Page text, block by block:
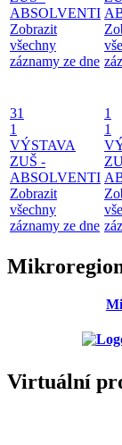
ABSOLVENTI
Zobrazit
všechny
záznamy ze dne
31
1
VÝSTAVA
ZUŠ -
ABSOLVENTI
Zobrazit
všechny
záznamy ze dne
1
1
Virtuální